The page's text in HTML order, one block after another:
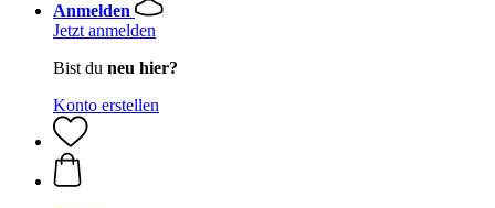
Anmelden
Jetzt anmelden
Bist du neu hier?
Konto erstellen